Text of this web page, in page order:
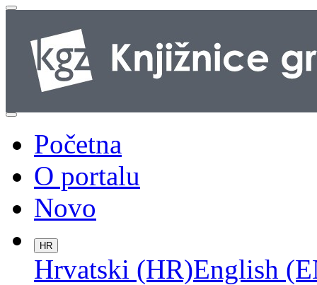
Početna
O portalu
Novo
HR
Hrvatski (HR)English